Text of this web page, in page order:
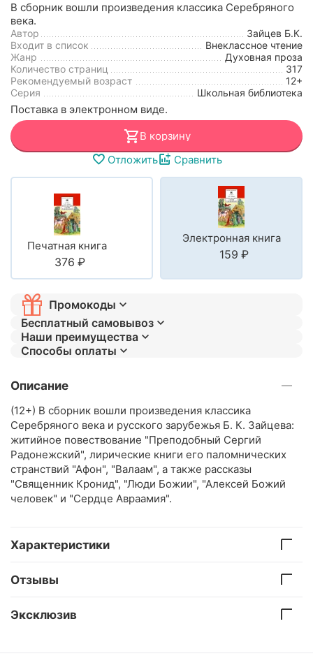
В сборник вошли произведения классика Серебряного
века.
Автор
Зайцев Б.К.
Входит в список
Внеклассное чтение
Жанр
Духовная проза
Количество страниц
317
Рекомендуемый возраст
12+
Серия
Школьная библиотека
Поставка в электронном виде.
В корзину
Отложить
Сравнить
Печатная книга
‍376‍ ₽
Электронная книга
‍159‍ ₽
Промокоды
Бесплатный самовывоз
Наши преимущества
Способы оплаты
Описание
(12+) В сборник вошли произведения классика
Серебряного века и русского зарубежья Б. К. Зайцева:
житийное повествование "Преподобный Сергий
Радонежский", лирические книги его паломнических
странствий "Афон", "Валаам", а также рассказы
"Священник Кронид", "Люди Божии", "Алексей Божий
человек" и "Сердце Авраамия".
Характеристики
Отзывы
Эксклюзив